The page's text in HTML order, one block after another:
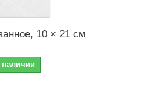
10 × 21 см
наличии